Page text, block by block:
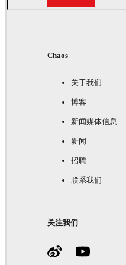
Chaos
关于我们
博客
新闻媒体信息
新闻
招聘
联系我们
关注我们